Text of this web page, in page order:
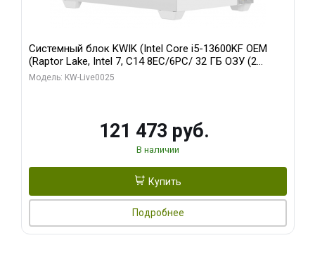
Системный блок KWIK (Intel Core i5-13600KF OEM
(Raptor Lake, Intel 7, C14 8EC/6PC/ 32 ГБ ОЗУ (2
модуля)/ Gigabyte RTX5060 WINDFORCE OC 8GB
Модель: KW-Live0025
121 473 руб.
В наличии
Купить
Подробнее